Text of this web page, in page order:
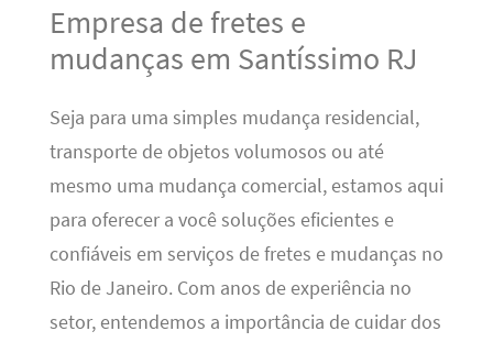
Empresa de fretes e
mudanças em Santíssimo RJ
Seja para uma simples mudança residencial,
transporte de objetos volumosos ou até
mesmo uma mudança comercial, estamos aqui
para oferecer a você soluções eficientes e
confiáveis em serviços de fretes e mudanças no
Rio de Janeiro. Com anos de experiência no
setor, entendemos a importância de cuidar dos